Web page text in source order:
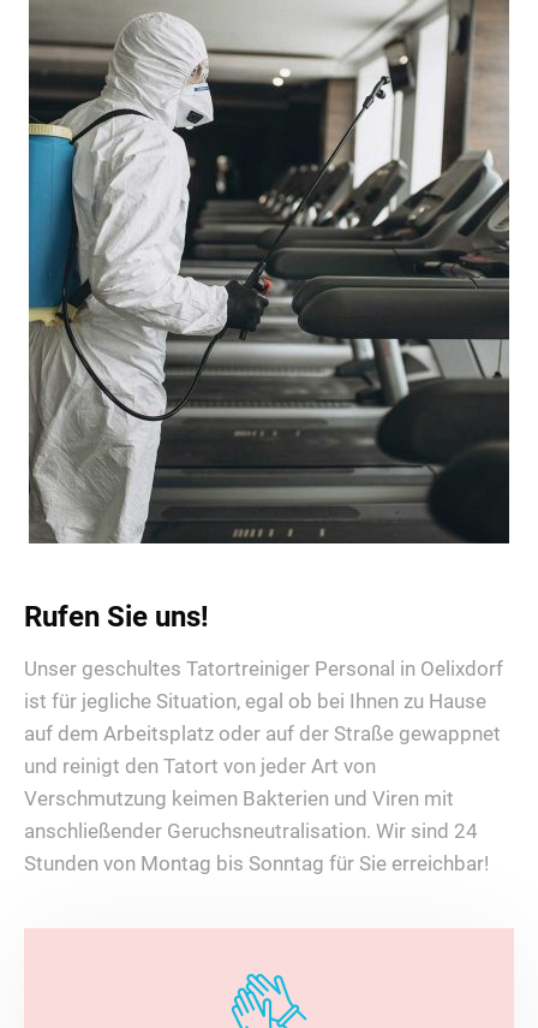
Rufen Sie uns!
Unser geschultes Tatortreiniger Personal in Oelixdorf
ist für jegliche Situation, egal ob bei Ihnen zu Hause
auf dem Arbeitsplatz oder auf der Straße gewappnet
und reinigt den Tatort von jeder Art von
Verschmutzung keimen Bakterien und Viren mit
anschließender Geruchsneutralisation. Wir sind 24
Stunden von Montag bis Sonntag für Sie erreichbar!